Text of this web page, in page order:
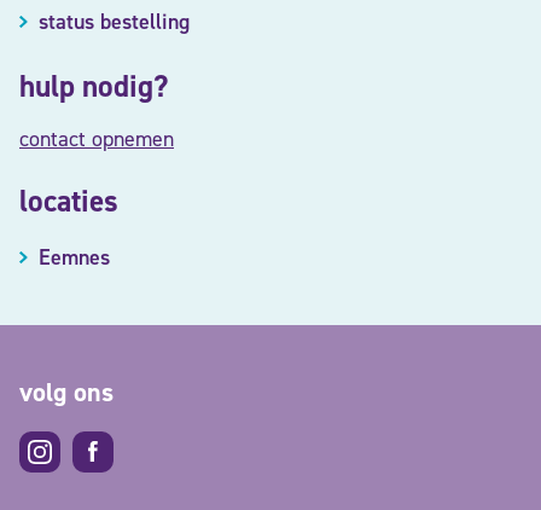
status bestelling
hulp nodig?
contact opnemen
locaties
Eemnes
volg ons